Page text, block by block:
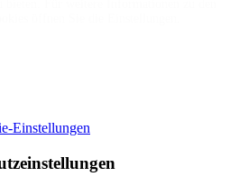
Einstellungen